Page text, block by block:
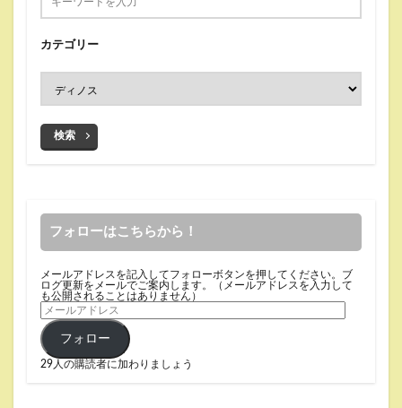
カテゴリー
検索
フォローはこちらから！
メールアドレスを記入してフォローボタンを押してください。ブ
ログ更新をメールでご案内します。（メールアドレスを入力して
も公開されることはありません）
フォロー
29人の購読者に加わりましょう